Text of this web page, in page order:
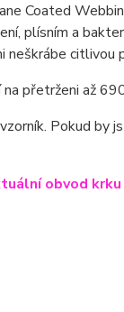
Coated
plísním a
neškrábe citlivou
přetrženi až
Pokud by
obvod